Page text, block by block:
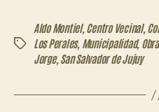
Etiquetas
Aldo Montiel, Centro Vecinal,
Los Perales, Municipalidad,
Jorge, San Salvador de Jujuy